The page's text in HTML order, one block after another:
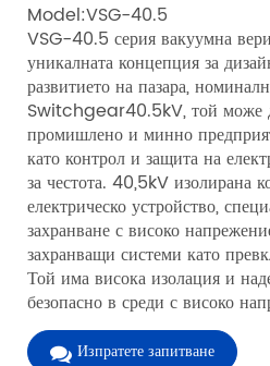
Model:VSG-40.5
VSG-40.5 серия вакуумна
уникалната концепция за
развитието на пазара,
Switchgear40.5kV, той може
промишлено и минно
като контрол и защита на
за честота. 40,5kV изолирана
електрическо устройство,
захранване с високо
захранващи системи като
Той има висока изолация и
безопасно в среди с високо
Изпратете запитване